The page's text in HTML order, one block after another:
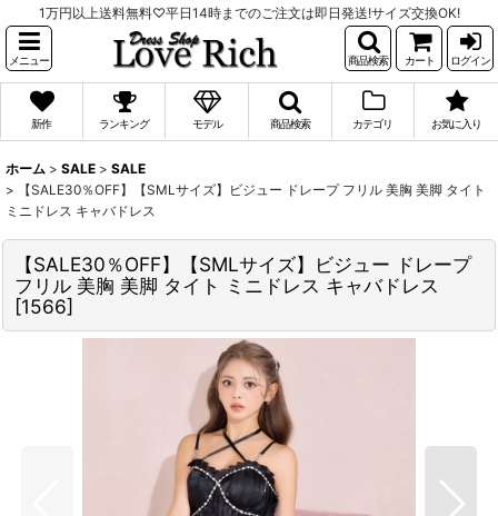
1万円以上送料無料♡平日14時までのご注文は即日発送!サイズ交換OK!
メニュー 商品検索 カート ログイン
新作 ランキング モデル 商品検索 カテゴリ お気に入り
ホーム > SALE > SALE
>
【SALE30％OFF】【SMLサイズ】ビジュー ドレープ フリル 美胸 美脚 タイト
ミニドレス キャバドレス
【SALE30％OFF】【SMLサイズ】ビジュー ドレープ
フリル 美胸 美脚 タイト ミニドレス キャバドレス
[1566]